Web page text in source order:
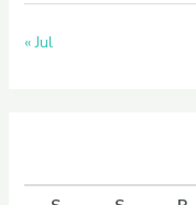
« Jul